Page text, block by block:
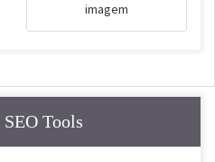
imagem
Tools